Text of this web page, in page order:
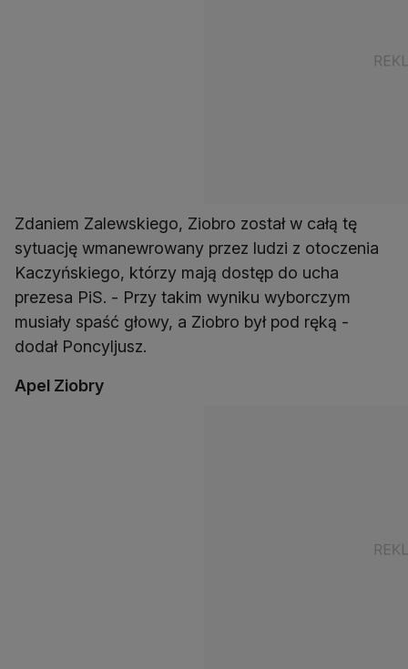
Zdaniem Zalewskiego, Ziobro został w całą tę
sytuację wmanewrowany przez ludzi z otoczenia
Kaczyńskiego, którzy mają dostęp do ucha
prezesa PiS. - Przy takim wyniku wyborczym
musiały spaść głowy, a Ziobro był pod ręką -
dodał Poncyljusz.
Apel Ziobry